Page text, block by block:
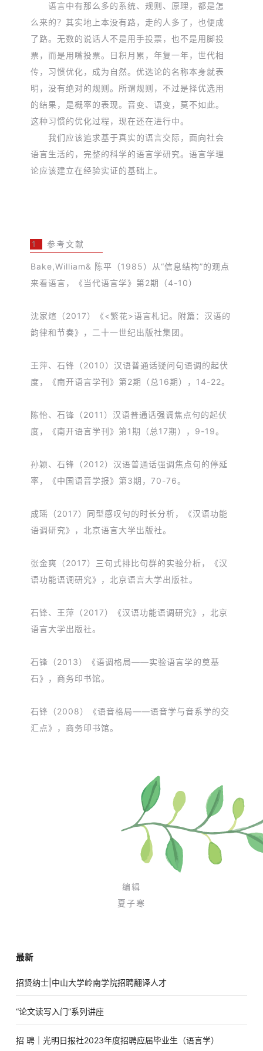
语言中有那么多的系统、规则、原理，都是怎
么来的？其实地上本没有路，走的人多了，也便成
了路。无数的说话人不是用手投票，也不是用脚投
票，而是用嘴投票。日积月累，年复一年，世代相
传，习惯优化，成为自然。优选论的名称本身就表
明，没有绝对的规则。所谓规则，不过是择优选用
的结果，是概率的表现。音变、语变，莫不如此。
这种习惯的优化过程，现在还在进行中。
我们应该追求基于真实的语言交际，面向社会
语言生活的，完整的科学的语言学研究。语言学理
论应该建立在经验实证的基础上。
1 参考文献
Bake,William& 陈平（1985）从“信息结构”的观点
来看语言，《当代语言学》第2期（4-10）
沈家煊（2017）《<繁花>语言札记。附篇：汉语的
韵律和节奏》，二十一世纪出版社集团。
王萍、石锋（2010）汉语普通话疑问句语调的起伏
度，《南开语言学刊》第2期（总16期），14-22。
陈怡、石锋（2011）汉语普通话强调焦点句的起伏
度，《南开语言学刊》第1期（总17期），9-19。
孙颖、石锋（2012）汉语普通话强调焦点句的停延
率，《中国语音学报》第3期，70-76。
成瑶（2017）同型感叹句的时长分析，《汉语功能
语调研究》，北京语言大学出版社。
张金爽（2017）三句式排比句群的实验分析，《汉
语功能语调研究》，北京语言大学出版社。
石锋、王萍（2017）《汉语功能语调研究》，北京
语言大学出版社。
石锋（2013）《语调格局——实验语言学的奠基
石》，商务印书馆。
石锋（2008）《语音格局——语音学与音系学的交
汇点》，商务印书馆。
编辑
夏子寒
最新
招贤纳士|中山大学岭南学院招聘翻译人才
“论文读写入门”系列讲座
招 聘｜光明日报社2023年度招聘应届毕业生（语言学）